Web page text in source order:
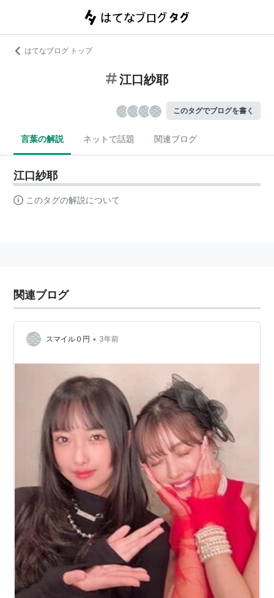
はてなブログ トップ
江口紗耶
このタグでブログを書く
言葉の解説 ネットで話題 関連ブログ
江口紗耶
このタグの解説について
関連ブログ
スマイル０円 • 3年前